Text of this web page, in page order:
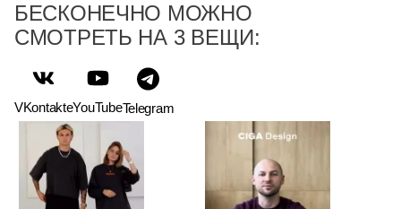
БЕСКОНЕЧНО МОЖНО
СМОТРЕТЬ НА 3 ВЕЩИ:
VKontakteYouTubeTelegram